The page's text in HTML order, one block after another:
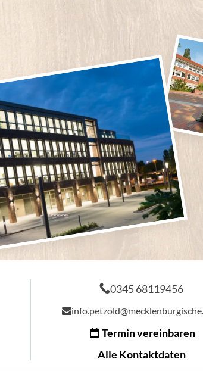
0345 68119456
Termin vereinbaren
Alle Kontaktdaten